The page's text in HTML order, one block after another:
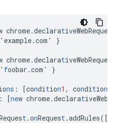
chrome.declarativeWebReques
'example.com'
}
chrome.declarativeWebReques
' foobar.com'
}
ns : [condition1 , condition
: [new chrome.declarat
t .onRequest .addRules( [